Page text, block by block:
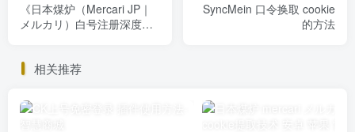
《日本煤炉（Mercari JP｜
メルカリ）白号注册深度技
SyncMein 口令换取 cookie
的方法
相关推荐